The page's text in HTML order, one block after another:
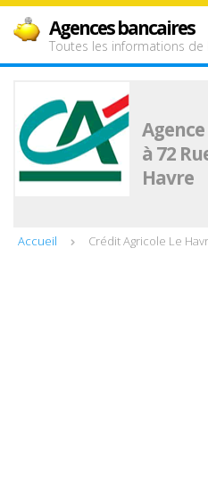
Agences bancaires
Toutes les informations de
à 72
Havre
Accueil Crédit Agricole Le